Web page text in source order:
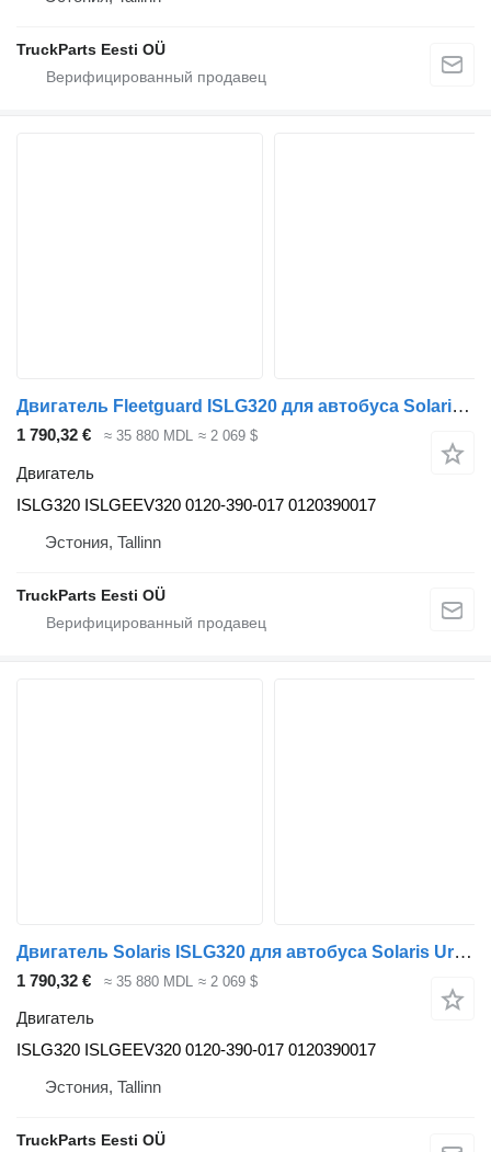
TruckParts Eesti OÜ
Двигатель Fleetguard ISLG320 для автобуса Solaris Urbino, Alpino, Vacanza (1999-)
1 790,32 € ≈ 35 880 MDL ≈ 2 069 $
Двигатель
ISLG320 ISLGEEV320 0120-390-017 0120390017
Эстония, Tallinn
TruckParts Eesti OÜ
Двигатель Solaris ISLG320 для автобуса Solaris Urbino, Alpino, Vacanza (1999-)
1 790,32 € ≈ 35 880 MDL ≈ 2 069 $
Двигатель
ISLG320 ISLGEEV320 0120-390-017 0120390017
Эстония, Tallinn
TruckParts Eesti OÜ